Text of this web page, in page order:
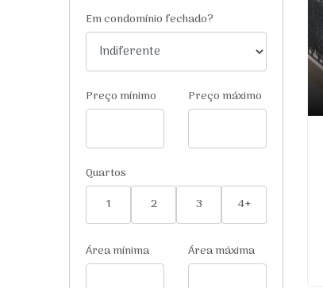
Em condomínio fechado?
Preço mínimo Preço máximo
Quartos
1
2 3 4+
Área mínima Área máxima